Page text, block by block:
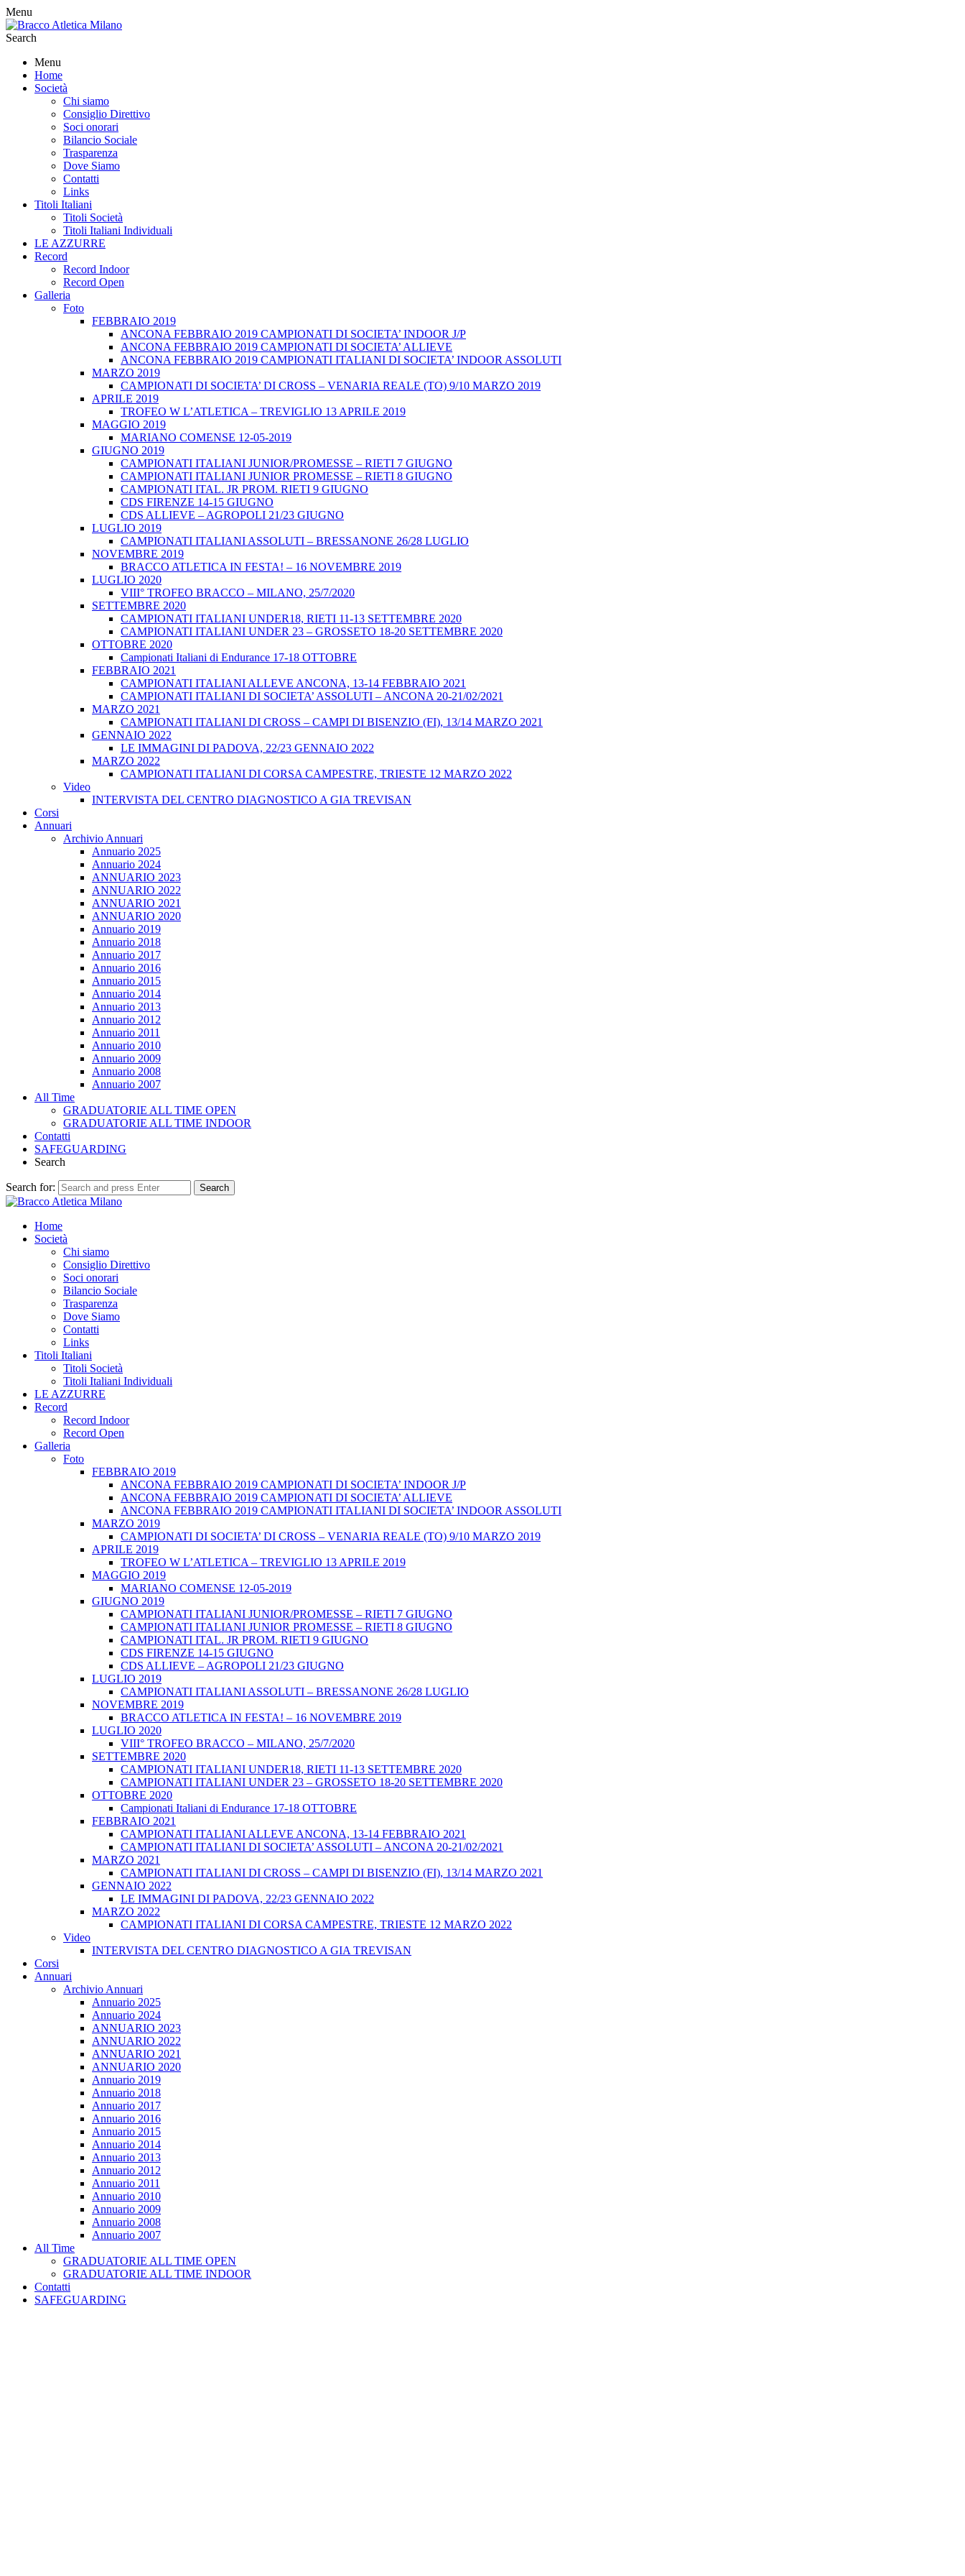
Menu
Search
Menu
Home
Società
Chi siamo
Consiglio Direttivo
Soci onorari
Bilancio Sociale
Trasparenza
Dove Siamo
Contatti
Links
Titoli Italiani
Titoli Società
Titoli Italiani Individuali
LE AZZURRE
Record
Record Indoor
Record Open
Galleria
Foto
FEBBRAIO 2019
ANCONA FEBBRAIO 2019 CAMPIONATI DI SOCIETA’ INDOOR J/P
ANCONA FEBBRAIO 2019 CAMPIONATI DI SOCIETA’ ALLIEVE
ANCONA FEBBRAIO 2019 CAMPIONATI ITALIANI DI SOCIETA’ INDOOR ASSOLUTI
MARZO 2019
CAMPIONATI DI SOCIETA’ DI CROSS – VENARIA REALE (TO) 9/10 MARZO 2019
APRILE 2019
TROFEO W L’ATLETICA – TREVIGLIO 13 APRILE 2019
MAGGIO 2019
MARIANO COMENSE 12-05-2019
GIUGNO 2019
CAMPIONATI ITALIANI JUNIOR/PROMESSE – RIETI 7 GIUGNO
CAMPIONATI ITALIANI JUNIOR PROMESSE – RIETI 8 GIUGNO
CAMPIONATI ITAL. JR PROM. RIETI 9 GIUGNO
CDS FIRENZE 14-15 GIUGNO
CDS ALLIEVE – AGROPOLI 21/23 GIUGNO
LUGLIO 2019
CAMPIONATI ITALIANI ASSOLUTI – BRESSANONE 26/28 LUGLIO
NOVEMBRE 2019
BRACCO ATLETICA IN FESTA! – 16 NOVEMBRE 2019
LUGLIO 2020
VIII° TROFEO BRACCO – MILANO, 25/7/2020
SETTEMBRE 2020
CAMPIONATI ITALIANI UNDER18, RIETI 11-13 SETTEMBRE 2020
CAMPIONATI ITALIANI UNDER 23 – GROSSETO 18-20 SETTEMBRE 2020
OTTOBRE 2020
Campionati Italiani di Endurance 17-18 OTTOBRE
FEBBRAIO 2021
CAMPIONATI ITALIANI ALLEVE ANCONA, 13-14 FEBBRAIO 2021
CAMPIONATI ITALIANI DI SOCIETA’ ASSOLUTI – ANCONA 20-21/02/2021
MARZO 2021
CAMPIONATI ITALIANI DI CROSS – CAMPI DI BISENZIO (FI), 13/14 MARZO 2021
GENNAIO 2022
LE IMMAGINI DI PADOVA, 22/23 GENNAIO 2022
MARZO 2022
CAMPIONATI ITALIANI DI CORSA CAMPESTRE, TRIESTE 12 MARZO 2022
Video
INTERVISTA DEL CENTRO DIAGNOSTICO A GIA TREVISAN
Corsi
Annuari
Archivio Annuari
Annuario 2025
Annuario 2024
ANNUARIO 2023
ANNUARIO 2022
ANNUARIO 2021
ANNUARIO 2020
Annuario 2019
Annuario 2018
Annuario 2017
Annuario 2016
Annuario 2015
Annuario 2014
Annuario 2013
Annuario 2012
Annuario 2011
Annuario 2010
Annuario 2009
Annuario 2008
Annuario 2007
All Time
GRADUATORIE ALL TIME OPEN
GRADUATORIE ALL TIME INDOOR
Contatti
SAFEGUARDING
Search
Search for: Search
Home
Società
Chi siamo
Consiglio Direttivo
Soci onorari
Bilancio Sociale
Trasparenza
Dove Siamo
Contatti
Links
Titoli Italiani
Titoli Società
Titoli Italiani Individuali
LE AZZURRE
Record
Record Indoor
Record Open
Galleria
Foto
FEBBRAIO 2019
ANCONA FEBBRAIO 2019 CAMPIONATI DI SOCIETA’ INDOOR J/P
ANCONA FEBBRAIO 2019 CAMPIONATI DI SOCIETA’ ALLIEVE
ANCONA FEBBRAIO 2019 CAMPIONATI ITALIANI DI SOCIETA’ INDOOR ASSOLUTI
MARZO 2019
CAMPIONATI DI SOCIETA’ DI CROSS – VENARIA REALE (TO) 9/10 MARZO 2019
APRILE 2019
TROFEO W L’ATLETICA – TREVIGLIO 13 APRILE 2019
MAGGIO 2019
MARIANO COMENSE 12-05-2019
GIUGNO 2019
CAMPIONATI ITALIANI JUNIOR/PROMESSE – RIETI 7 GIUGNO
CAMPIONATI ITALIANI JUNIOR PROMESSE – RIETI 8 GIUGNO
CAMPIONATI ITAL. JR PROM. RIETI 9 GIUGNO
CDS FIRENZE 14-15 GIUGNO
CDS ALLIEVE – AGROPOLI 21/23 GIUGNO
LUGLIO 2019
CAMPIONATI ITALIANI ASSOLUTI – BRESSANONE 26/28 LUGLIO
NOVEMBRE 2019
BRACCO ATLETICA IN FESTA! – 16 NOVEMBRE 2019
LUGLIO 2020
VIII° TROFEO BRACCO – MILANO, 25/7/2020
SETTEMBRE 2020
CAMPIONATI ITALIANI UNDER18, RIETI 11-13 SETTEMBRE 2020
CAMPIONATI ITALIANI UNDER 23 – GROSSETO 18-20 SETTEMBRE 2020
OTTOBRE 2020
Campionati Italiani di Endurance 17-18 OTTOBRE
FEBBRAIO 2021
CAMPIONATI ITALIANI ALLEVE ANCONA, 13-14 FEBBRAIO 2021
CAMPIONATI ITALIANI DI SOCIETA’ ASSOLUTI – ANCONA 20-21/02/2021
MARZO 2021
CAMPIONATI ITALIANI DI CROSS – CAMPI DI BISENZIO (FI), 13/14 MARZO 2021
GENNAIO 2022
LE IMMAGINI DI PADOVA, 22/23 GENNAIO 2022
MARZO 2022
CAMPIONATI ITALIANI DI CORSA CAMPESTRE, TRIESTE 12 MARZO 2022
Video
INTERVISTA DEL CENTRO DIAGNOSTICO A GIA TREVISAN
Corsi
Annuari
Archivio Annuari
Annuario 2025
Annuario 2024
ANNUARIO 2023
ANNUARIO 2022
ANNUARIO 2021
ANNUARIO 2020
Annuario 2019
Annuario 2018
Annuario 2017
Annuario 2016
Annuario 2015
Annuario 2014
Annuario 2013
Annuario 2012
Annuario 2011
Annuario 2010
Annuario 2009
Annuario 2008
Annuario 2007
All Time
GRADUATORIE ALL TIME OPEN
GRADUATORIE ALL TIME INDOOR
Contatti
SAFEGUARDING